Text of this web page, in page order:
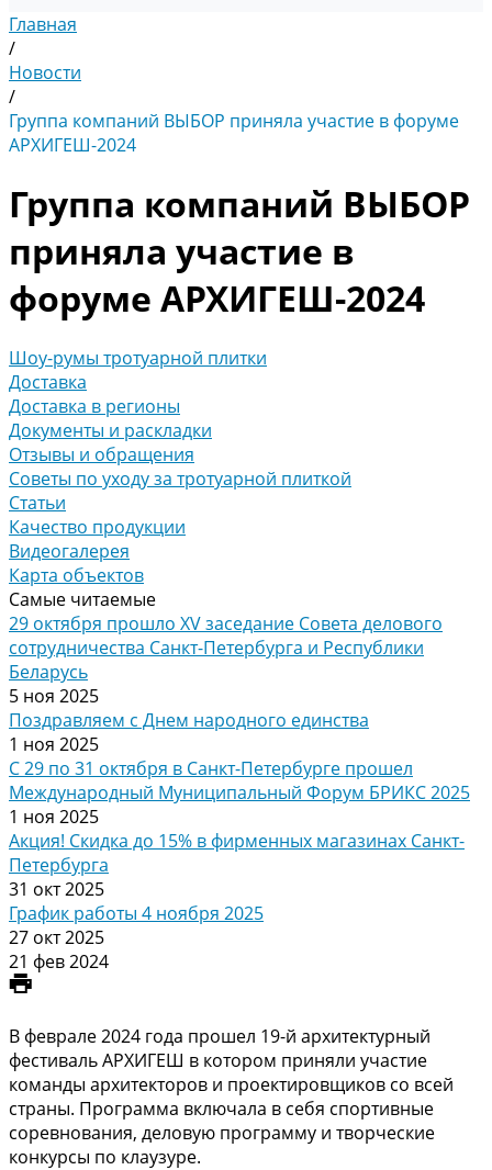
Главная
/
Новости
/
Группа компаний ВЫБОР приняла участие в форуме
АРХИГЕШ-2024
Группа компаний ВЫБОР
приняла участие в
форуме АРХИГЕШ-2024
Шоу-румы тротуарной плитки
Доставка
Доставка в регионы
Документы и раскладки
Отзывы и обращения
Советы по уходу за тротуарной плиткой
Статьи
Качество продукции
Видеогалерея
Карта объектов
Самые читаемые
29 октября прошло XV заседание Совета делового
сотрудничества Санкт-Петербурга и Республики
Беларусь
5 ноя 2025
Поздравляем с Днем народного единства
1 ноя 2025
С 29 по 31 октября в Санкт-Петербурге прошел
Международный Муниципальный Форум БРИКС 2025
1 ноя 2025
Акция! Скидка до 15% в фирменных магазинах Санкт-
Петербурга
31 окт 2025
График работы 4 ноября 2025
27 окт 2025
21 фев 2024
В феврале 2024 года прошел 19-й архитектурный
фестиваль АРХИГЕШ в котором приняли участие
команды архитекторов и проектировщиков со всей
страны. Программа включала в себя спортивные
соревнования, деловую программу и творческие
конкурсы по клаузуре.